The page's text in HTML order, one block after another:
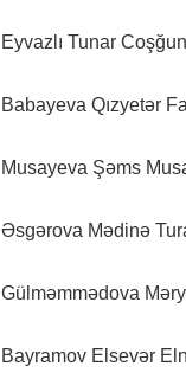
Eyvazlı Tunar
Babayeva Qızyetər
Musayeva Şəms
Əsgərova Mədinə
Gülməmmədova
Bayramov Elsevər